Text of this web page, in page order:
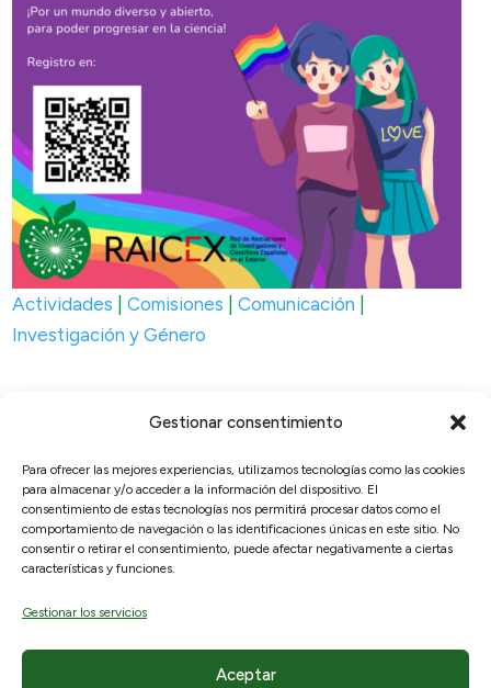
Gestionar consentimiento
Para ofrecer las mejores experiencias, utilizamos tecnologías como las cookies
para almacenar y/o acceder a la información del dispositivo. El
consentimiento de estas tecnologías nos permitirá procesar datos como el
comportamiento de navegación o las identificaciones únicas en este sitio. No
consentir o retirar el consentimiento, puede afectar negativamente a ciertas
características y funciones.
Gestionar los servicios
Aceptar
Actividades |Comisiones |Comunicación
Investigación y Género
© 2026, RAICEX, Madrid, España.
Enlaces útiles
Política de cookies